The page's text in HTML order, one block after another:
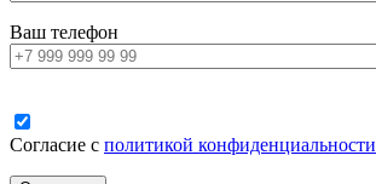
Ваш телефон
Согласие с политикой конфиденциальности